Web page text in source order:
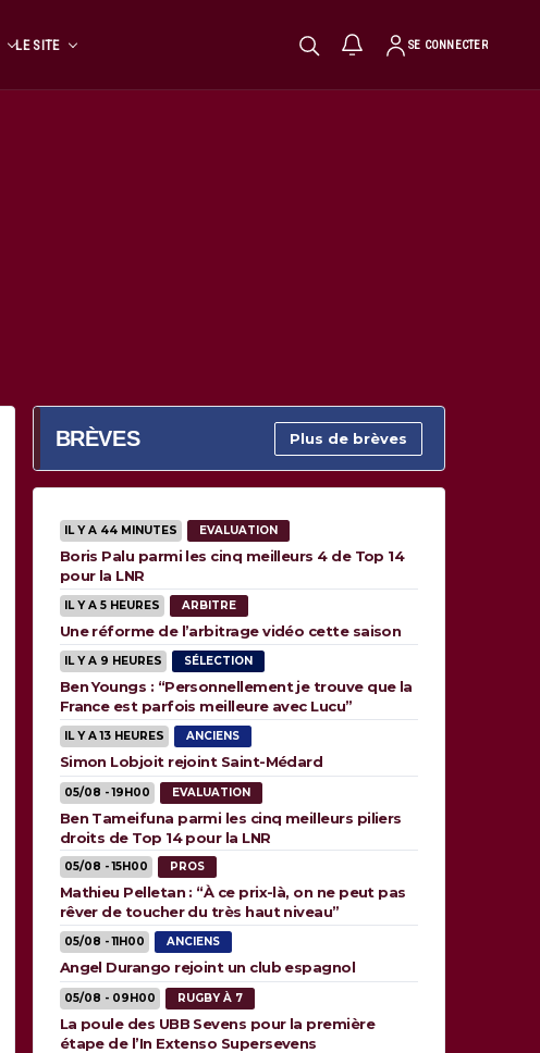
LE SITE SE CONNECTER
BRÈVES Plus de brèves
IL Y A 44 MINUTES EVALUATION
Boris Palu parmi les cinq meilleurs 4 de Top 14
pour la LNR
IL Y A 5 HEURES ARBITRE
Une réforme de l’arbitrage vidéo cette saison
IL Y A 9 HEURES SÉLECTION
Ben Youngs : “Personnellement je trouve que la
France est parfois meilleure avec Lucu”
IL Y A 13 HEURES ANCIENS
Simon Lobjoit rejoint Saint-Médard
05/08 - 19H00 EVALUATION
Ben Tameifuna parmi les cinq meilleurs piliers
droits de Top 14 pour la LNR
05/08 - 15H00 PROS
Mathieu Pelletan : “À ce prix-là, on ne peut pas
rêver de toucher du très haut niveau”
05/08 - 11H00 ANCIENS
Angel Durango rejoint un club espagnol
05/08 - 09H00 RUGBY À 7
La poule des UBB Sevens pour la première
étape de l’In Extenso Supersevens